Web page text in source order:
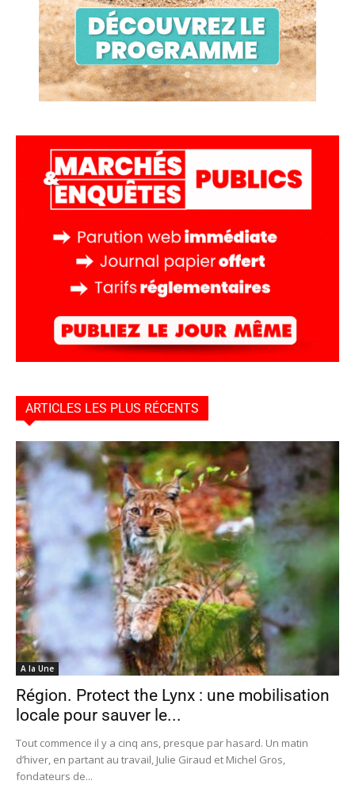
ARTICLES LES PLUS RÉCENTS
A la Une
Région. Protect the Lynx : une mobilisation
locale pour sauver le...
Tout commence il y a cinq ans, presque par hasard. Un matin
d’hiver, en partant au travail, Julie Giraud et Michel Gros,
fondateurs de...